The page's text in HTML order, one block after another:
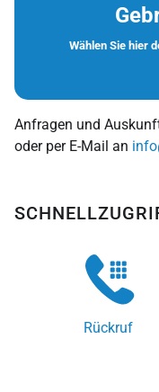
Wählen Sie hier
Anfragen und
oder per E-Mail an
Rückruf